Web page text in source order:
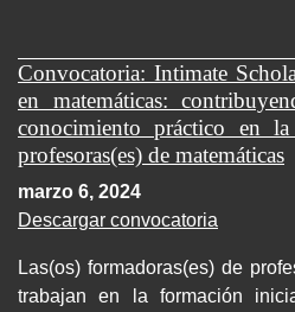
Convocatoria: Intimate
en matemáticas:
conocimiento práctico en
profesoras(es) de matemáticas
marzo 6, 2024
Descargar convocatoria
Las(os) formadoras(es) de
trabajan en la formación